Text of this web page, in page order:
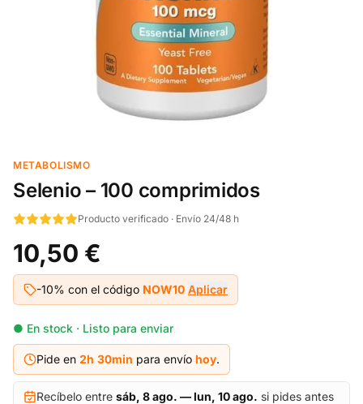
METABOLISMO
Selenio – 100 comprimidos
Producto verificado · Envío 24/48 h
10,50 €
-10% con el código NOW10 Aplicar
● En stock · Listo para enviar
Pide en 2h 30min para envío hoy.
Recíbelo entre sáb, 8 ago. — lun, 10 ago. si pides antes